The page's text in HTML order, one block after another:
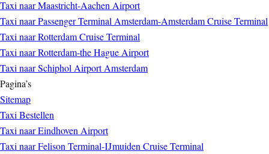
Taxi naar Maastricht-Aachen Airport
Taxi naar Passenger Terminal Amsterdam-Amsterdam Cruise Terminal
Taxi naar Rotterdam Cruise Terminal
Taxi naar Rotterdam-the Hague Airport
Taxi naar Schiphol Airport Amsterdam
Pagina’s
Sitemap
Taxi Bestellen
Taxi naar Eindhoven Airport
Taxi naar Felison Terminal-IJmuiden Cruise Terminal